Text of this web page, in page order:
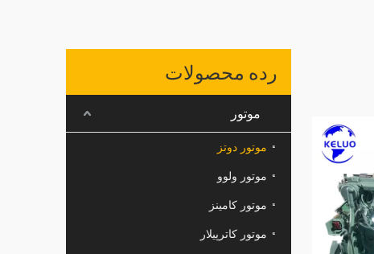
رده محصولات
موتور
موتور دوتز
موتور ولوو
موتور کامینز
موتور کاترپیلار